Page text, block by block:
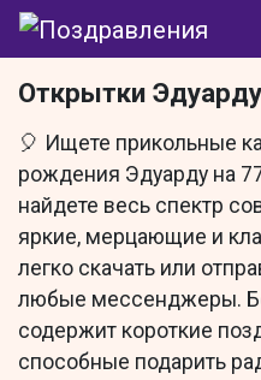
Открытки
🎈 Ищете прикольные
рождения Эдуарду на
найдете весь спектр
яркие, мерцающие и
легко скачать или
любые мессенджеры.
содержит короткие
способные подарить